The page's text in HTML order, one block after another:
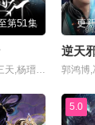
第51集
姜子翰,三天,杨瑨晗,毕莹超,阿沁,冯泽锐,唐策,闫子蔚,阮伊菲,刘李桥,家明,康潇文
更
逆天
5.0